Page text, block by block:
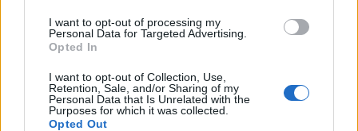
I want to opt-out of processing my
Personal Data for Targeted Advertising.
Opted In
I want to opt-out of Collection, Use,
Retention, Sale, and/or Sharing of my
Personal Data that Is Unrelated with the
Purposes for which it was collected.
Opted Out
Előfizetés
MÁR ELŐFIZETŐNK VAGY?BEJELENTKEZÉS